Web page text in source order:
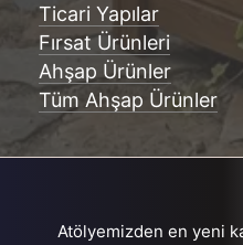
Ticari Yapılar
Fırsat Ürünleri
Ahşap Ürünler
Tüm Ahşap Ürünler
Atölyemizden en yeni